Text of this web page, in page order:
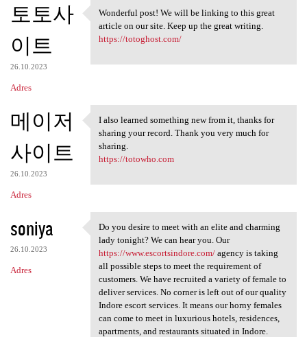
토토사
이트
26.10.2023
Adres
Wonderful post! We will be
Wonderful post! We will be linking to this great
article on our site. Keep up the great writing.
https://totoghost.com/
메이저
사이트
26.10.2023
Adres
I also learned something new
I also learned something new from it, thanks for
sharing your record. Thank you very much for
sharing.
https://totowho.com
soniya
26.10.2023
Adres
Do you desire to meet with an
Do you desire to meet with an elite and charming
lady tonight? We can hear you. Our
https://www.escortsindore.com/agency is taking
all possible steps to meet the requirement of
customers. We have recruited a variety of female to
deliver services. No corner is left out of our quality
Indore escort services. It means our horny females
can come to meet in luxurious hotels, residences,
apartments, and restaurants situated in Indore.